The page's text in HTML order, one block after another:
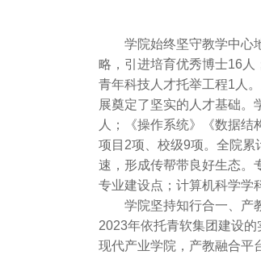
学院始终坚守教学中心
略，引进培育优秀博士16
青年科技人才托举工程1人
展奠定了坚实的人才基础。
人；《操作系统》《数据
项目2项、校级9项。全院
速，形成传帮带良好生态。
专业建设点；计算机科学学
学院坚持知行合一、产
2023年依托青软集团建设
现代产业学院，产教融合平